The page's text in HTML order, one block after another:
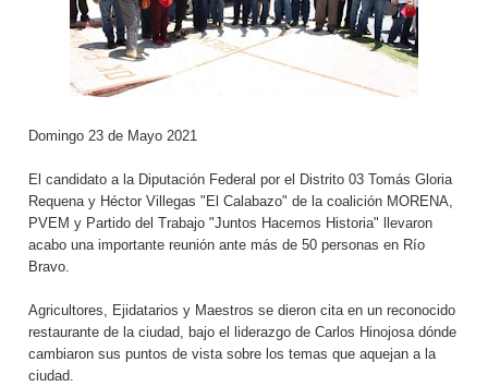
Domingo 23 de Mayo 2021
El candidato a la Diputación Federal por el Distrito 03 Tomás Gloria
Requena y Héctor Villegas "El Calabazo" de la coalición MORENA,
PVEM y Partido del Trabajo "Juntos Hacemos Historia" llevaron
acabo una importante reunión ante más de 50 personas en Río
Bravo.
Agricultores, Ejidatarios y Maestros se dieron cita en un reconocido
restaurante de la ciudad, bajo el liderazgo de Carlos Hinojosa dónde
cambiaron sus puntos de vista sobre los temas que aquejan a la
ciudad.